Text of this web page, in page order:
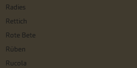
Radies
Rettich
Rote Bete
Rüben
Rucola